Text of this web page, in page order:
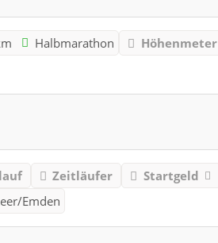
Halbmarathon Höhenmeter
Zeitläufer Startgeld
Emden